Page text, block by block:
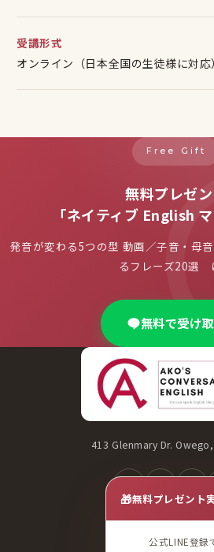
受講形式
オンライン（日本全国の生徒様に対応）
Free Gift
無料プレゼ
「ネイティブ English
発音が変わる5つの型 動画／子音・母
るフレーズ20選
無料で受け
413 Glenmary Dr.
11:00〜13:00 / 20:00
🎁無料プレゼント
公式LINE登録